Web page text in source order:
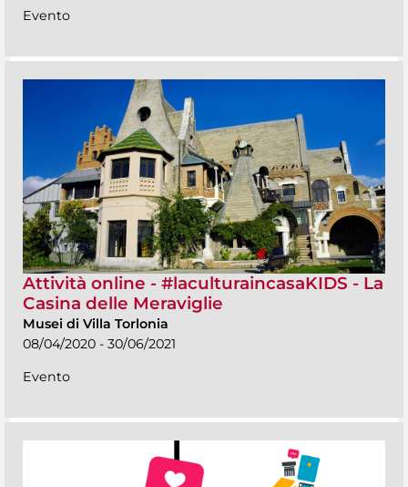
Evento
Attività online - #laculturaincasaKIDS - La
Casina delle Meraviglie
Musei di Villa Torlonia
08/04/2020 - 30/06/2021
Evento